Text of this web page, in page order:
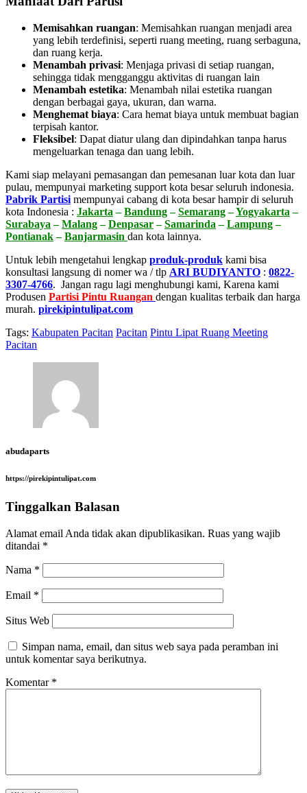
Memisahkan ruangan: Memisahkan ruangan menjadi area
yang lebih terdefinisi, seperti ruang meeting, ruang serbaguna,
dan ruang kerja.
Menambah privasi: Menjaga privasi di setiap ruangan,
sehingga tidak mengganggu aktivitas di ruangan lain
Menambah estetika: Menambah nilai estetika ruangan
dengan berbagai gaya, ukuran, dan warna.
Menghemat biaya: Cara hemat biaya untuk membuat bagian
terpisah kantor.
Fleksibel: Dapat diatur ulang dan dipindahkan tanpa harus
mengeluarkan tenaga dan uang lebih.
Kami siap melayani pemasangan dan pemesanan luar kota dan luar
pulau, mempunyai marketing support kota besar seluruh indonesia.
Pabrik Partisi mempunyai cabang di kota besar hampir di seluruh
kota Indonesia : Jakarta –Bandung–Semarang–Yogyakarta –
Surabaya –Malang–Denpasar–Samarinda –Lampung–
Pontianak–Banjarmasin dan kota lainnya.
Untuk lebih mengetahui lengkap produk-produk kami bisa
konsultasi langsung di nomer wa / tlp ARI BUDIYANTO : 0822-
3307-4766. Jangan ragu lagi menghubungi kami, Karena kami
Produsen Partisi Pintu Ruangan dengan kualitas terbaik dan harga
murah. pirekipintulipat.com
Tags: Kabupaten Pacitan Pacitan Pintu Lipat Ruang Meeting
Pacitan
abudaparts
https://pirekipintulipat.com
Tinggalkan Balasan
Alamat email Anda tidak akan dipublikasikan. Ruas yang wajib
ditandai *
Nama *
Email *
Situs Web
Simpan nama, email, dan situs web saya pada peramban ini
untuk komentar saya berikutnya.
Komentar *